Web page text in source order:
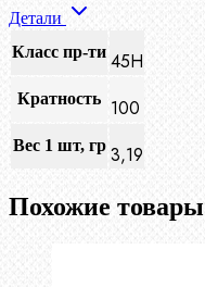
Детали
Класс пр-ти 45Н
Кратность 100
Вес 1 шт, гр 3,19
Похожие товары